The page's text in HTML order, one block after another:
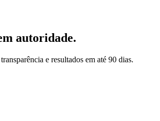
autoridade.
e resultados em até 90 dias.